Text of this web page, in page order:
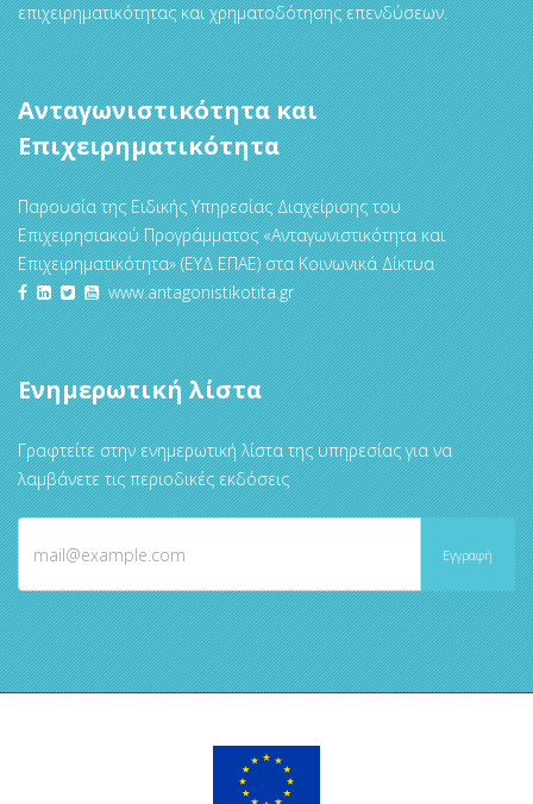
επιχειρηματικότητας και χρηματοδότησης επενδύσεων.
Ανταγωνιστικότητα και
Επιχειρηματικότητα
Παρουσία της Ειδικής Υπηρεσίας Διαχείρισης του
Επιχειρησιακού Προγράμματος «Ανταγωνιστικότητα και
Επιχειρηματικότητα» (ΕΥΔ ΕΠΑΕ) στα Κοινωνικά Δίκτυα
www.antagonistikotita.gr
Ενημερωτική λίστα
Γραφτείτε στην ενημερωτική λίστα της υπηρεσίας για να
λαμβάνετε τις περιοδικές εκδόσεις